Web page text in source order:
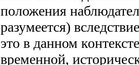
положения
разумеется)
это в данном
временной,